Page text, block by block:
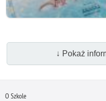
↓ Pokaż
O Szkole